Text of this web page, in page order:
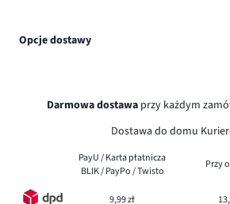
Opcje dostawy
Darmowa dostawa przy każdym
Dostawa do domu
PayU / Karta płatnicza
BLIK / PayPo / Twisto
Przy
9,99 zł